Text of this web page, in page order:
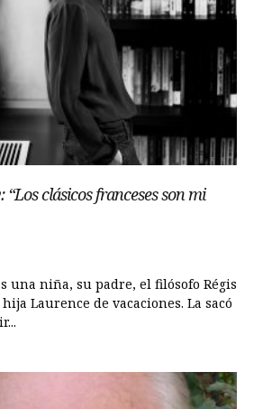
clásicos franceses son mi
una niña, su padre, el filósofo Régis
Laurence de vacaciones. La sacó